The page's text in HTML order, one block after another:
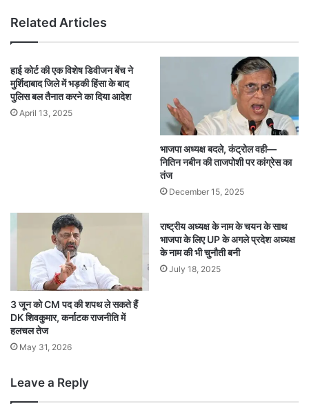
Related Articles
हाई कोर्ट की एक विशेष डिवीजन बेंच ने
मुर्शिदाबाद जिले में भड़की हिंसा के बाद
पुलिस बल तैनात करने का दिया आदेश
April 13, 2025
भाजपा अध्यक्ष बदले, कंट्रोल वही—
नितिन नबीन की ताजपोशी पर कांग्रेस का
तंज
December 15, 2025
3 जून को CM पद की शपथ ले सकते हैं
DK शिवकुमार, कर्नाटक राजनीति में
हलचल तेज
May 31, 2026
राष्ट्रीय अध्यक्ष के नाम के चयन के साथ
भाजपा के लिए UP के अगले प्रदेश अध्यक्ष
के नाम की भी चुनौती बनी
July 18, 2025
Leave a Reply